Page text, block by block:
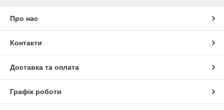
Про нас
Контакти
Доставка та оплата
Графік роботи